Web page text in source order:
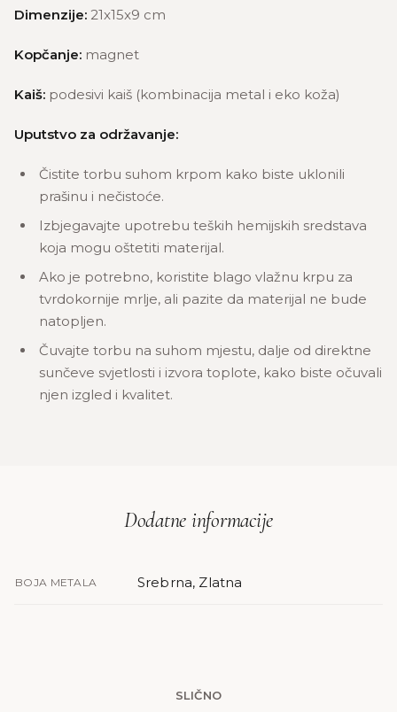
Dimenzije: 21x15x9 cm
Kopčanje: magnet
Kaiš: podesivi kaiš (kombinacija metal i eko koža)
Uputstvo za održavanje:
Čistite torbu suhom krpom kako biste uklonili
prašinu i nečistoće.
Izbjegavajte upotrebu teških hemijskih sredstava
koja mogu oštetiti materijal.
Ako je potrebno, koristite blago vlažnu krpu za
tvrdokornije mrlje, ali pazite da materijal ne bude
natopljen.
Čuvajte torbu na suhom mjestu, dalje od direktne
sunčeve svjetlosti i izvora toplote, kako biste očuvali
njen izgled i kvalitet.
Dodatne informacije
BOJA METALA Srebrna, Zlatna
SLIČNO